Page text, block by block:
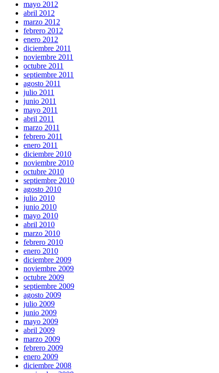
mayo 2012
abril 2012
marzo 2012
febrero 2012
enero 2012
diciembre 2011
noviembre 2011
octubre 2011
septiembre 2011
agosto 2011
julio 2011
junio 2011
mayo 2011
abril 2011
marzo 2011
febrero 2011
enero 2011
diciembre 2010
noviembre 2010
octubre 2010
septiembre 2010
agosto 2010
julio 2010
junio 2010
mayo 2010
abril 2010
marzo 2010
febrero 2010
enero 2010
diciembre 2009
noviembre 2009
octubre 2009
septiembre 2009
agosto 2009
julio 2009
junio 2009
mayo 2009
abril 2009
marzo 2009
febrero 2009
enero 2009
diciembre 2008